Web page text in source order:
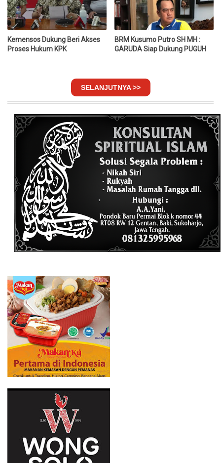
Kemensos Dukung Beri Akses
Proses Hukum KPK
BRM Kusumo Putro SH MH :
GARUDA Siap Dukung PUGUH
SELANJUTNYA >>